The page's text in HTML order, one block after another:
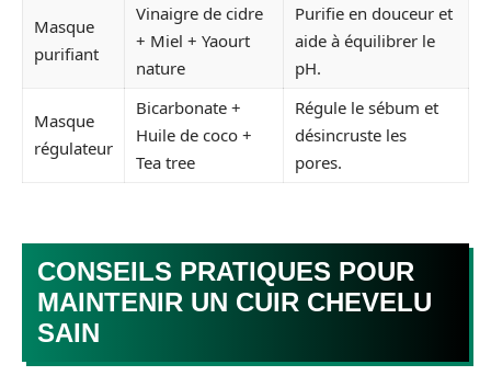
Masque
purifiant
Vinaigre de cidre
+ Miel + Yaourt
nature
Purifie en douceur et
aide à équilibrer le
pH.
Masque
régulateur
Bicarbonate +
Huile de coco +
Tea tree
Régule le sébum et
désincruste les
pores.
CONSEILS PRATIQUES POUR
MAINTENIR UN CUIR CHEVELU
SAIN